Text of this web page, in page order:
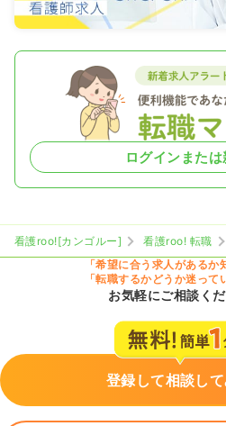
ログインまた
看護roo![カンゴルー] 看護roo! 転職
「希望に合う求人があるか
「転職するかどうか迷って
お気軽にご相談く
登録して相談し